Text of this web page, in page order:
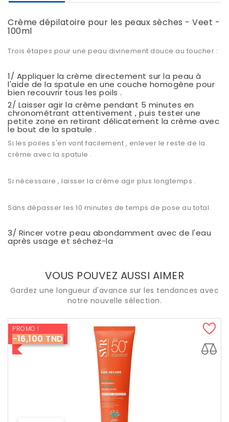
Crème dépilatoire pour les peaux sèches - Veet -
100ml
Trois étapes pour une peau divinement douce au toucher :
1/ Appliquer la crème directement sur la peau à
l'aide de la spatule en une couche homogène pour
bien recouvrir tous les poils .
2/ Laisser agir la crème pendant 5 minutes en
chronométrant attentivement , puis tester une
petite zone en retirant délicatement la crème avec
le bout de la spatule .
Si les poiles s'en vont facilement , enlever le reste de la
crème avec la spatule .
Si nécessaire , laisser la crème agir plus longtemps .
Sans dépasser les 10 minutes de temps de pose au total.
3/ Rincer votre peau abondamment avec de l'eau
après usage et séchez-la
VOUS POUVEZ AUSSI AIMER
Gardez une longueur d'avance sur les tendances avec
notre nouvelle sélection.
PROMO !
-16,100 TND